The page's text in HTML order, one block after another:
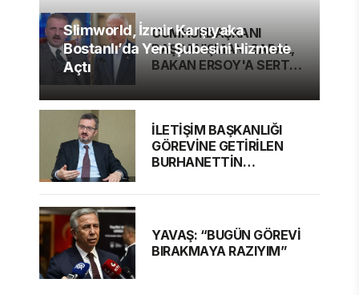
Slimworld, İzmir Karşıyaka
Bostanlı’da Yeni Şubesini Hizmete
Açtı
CUMHURBAŞKANI
BAŞDANIŞMANI SARAL,
BAKAN ERSOY'A SERT
İLETİŞİM BAŞKANLIĞI
GÖREVİNE GETİRİLEN
BURHANETTİN
YAVAŞ: “BUGÜN GÖREVİ
BIRAKMAYA RAZIYIM”